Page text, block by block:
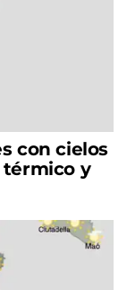
con cielos
térmico y